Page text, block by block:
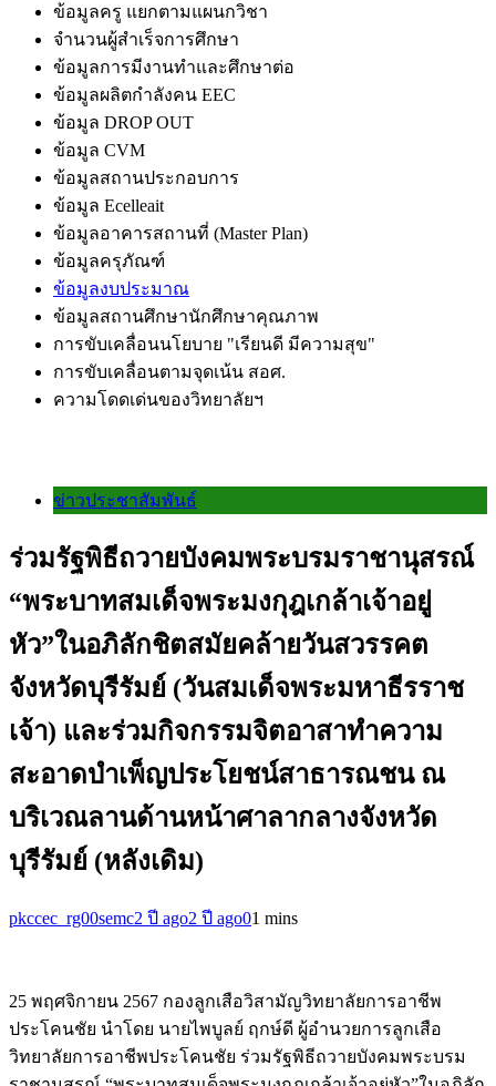
ข้อมูลครู แยกตามแผนกวิชา
จำนวนผู้สำเร็จการศึกษา
ข้อมูลการมีงานทำและศึกษาต่อ
ข้อมูลผลิตกำลังคน EEC
ข้อมูล DROP OUT
ข้อมูล CVM
ข้อมูลสถานประกอบการ
ข้อมูล Ecelleait
ข้อมูลอาคารสถานที่ (Master Plan)
ข้อมูลครุภัณฑ์
ข้อมูลงบประมาณ
ข้อมูลสถานศึกษานักศึกษาคุณภาพ
การขับเคลื่อนนโยบาย "เรียนดี มีความสุข"
การขับเคลื่อนตามจุดเน้น สอศ.
ความโดดเด่นของวิทยาลัยฯ
ข่าวประชาสัมพันธ์
ร่วมรัฐพิธีถวายบังคมพระบรมราชานุสรณ์
“พระบาทสมเด็จพระมงกุฎเกล้าเจ้าอยู่
หัว”ในอภิลักชิตสมัยคล้ายวันสวรรคต
จังหวัดบุรีรัมย์ (วันสมเด็จพระมหาธีรราช
เจ้า) และร่วมกิจกรรมจิตอาสาทำความ
สะอาดบำเพ็ญประโยชน์สาธารณชน ณ
บริเวณลานด้านหน้าศาลากลางจังหวัด
บุรีรัมย์ (หลังเดิม)
pkccec_rg00semc2 ปี ago2 ปี ago01 mins
25 พฤศจิกายน 2567 กองลูกเสือวิสามัญวิทยาลัยการอาชีพ
ประโคนชัย นำโดย นายไพบูลย์ ฤกษ์ดี ผู้อำนวยการลูกเสือ
วิทยาลัยการอาชีพประโคนชัย ร่วมรัฐพิธีถวายบังคมพระบรม